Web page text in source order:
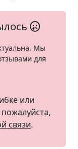
Мы
для
или
связи.